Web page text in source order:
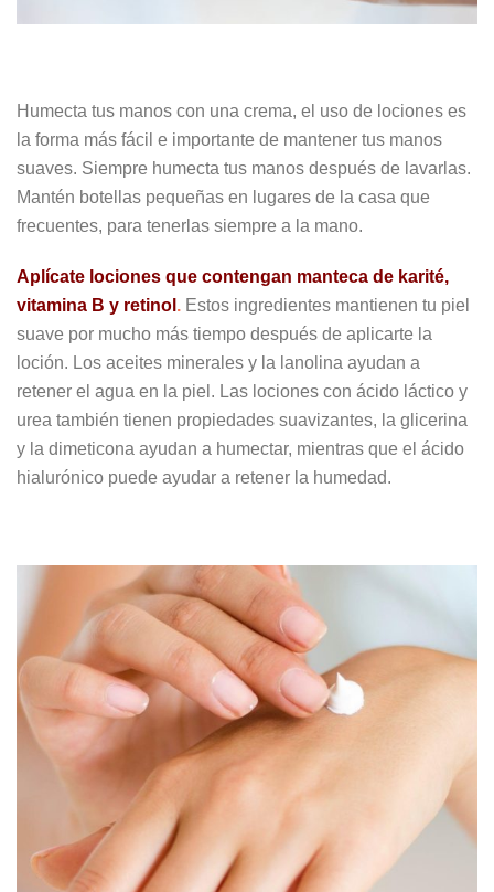
Humecta tus manos con una crema, el uso de lociones es
la forma más fácil e importante de mantener tus manos
suaves. Siempre humecta tus manos después de lavarlas.
Mantén botellas pequeñas en lugares de la casa que
frecuentes, para tenerlas siempre a la mano.
Aplícate lociones que contengan manteca de karité,
vitamina B y retinol . Estos ingredientes mantienen tu piel
suave por mucho más tiempo después de aplicarte la
loción. Los aceites minerales y la lanolina ayudan a
retener el agua en la piel. Las lociones con ácido láctico y
urea también tienen propiedades suavizantes, la glicerina
y la dimeticona ayudan a humectar, mientras que el ácido
hialurónico puede ayudar a retener la humedad.